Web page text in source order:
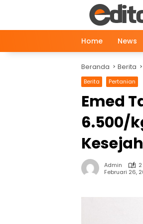
Home
News
Beranda Berita
Berita Pertanian
Emed
6.500/
Admin
Februari 26,